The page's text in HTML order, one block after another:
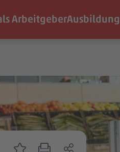
ArbeitgeberAusbildung